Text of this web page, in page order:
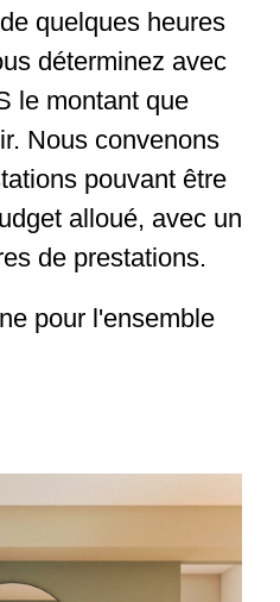
quelques heures
déterminez avec
le montant que
Nous convenons
pouvant être
alloué, avec un
de prestations.
pour l'ensemble